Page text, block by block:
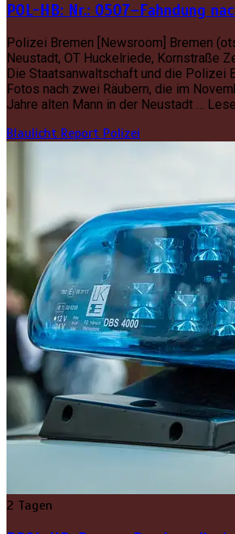
POL-HB: Nr.: 0507–Fahndung
Polizei Bremen [Newsroom] Bremen
Neustadt, OT Huckelriede, Kornstraße
Die Staatsanwaltschaft und die Polizei
Fotos nach zwei Räubern, die im
Jahre alten Mann in der Neustadt …
Blaulicht Report Polizei
2 Tagen